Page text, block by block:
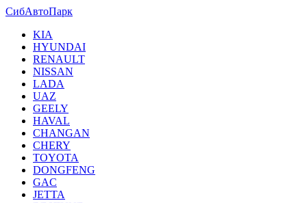
СибАвтоПарк
KIA
HYUNDAI
RENAULT
NISSAN
LADA
UAZ
GEELY
HAVAL
CHANGAN
CHERY
TOYOTA
DONGFENG
GAC
JETTA